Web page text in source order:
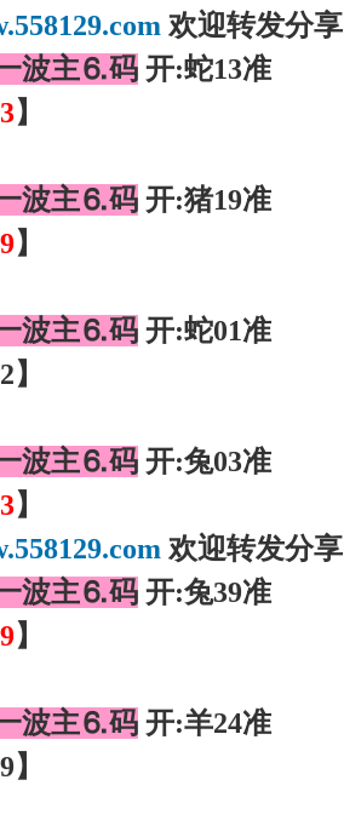
欢迎转发分享
波主⒍码 开:蛇13准
】
波主⒍码 开:猪19准
】
波主⒍码 开:蛇01准
波主⒍码 开:兔03准
】
欢迎转发分享
波主⒍码 开:兔39准
】
波主⒍码 开:羊24准